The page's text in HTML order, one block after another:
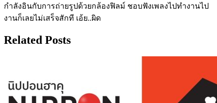
กำลังอินกับการถ่ายรูปด้วยกล้องฟิลม์ ชอบฟังเพลงไปทำงานไป
งานก็เลยไม่เสร็จสักที เอ้ย..ผิด
Related Posts